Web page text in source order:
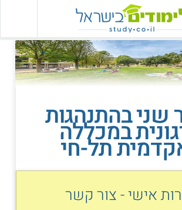
שני בהתנהגות
במכללה
תל-חי
אישי - צור קשר